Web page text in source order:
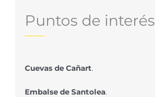
Puntos de interés
Cuevas de Cañart.
Embalse de Santolea.